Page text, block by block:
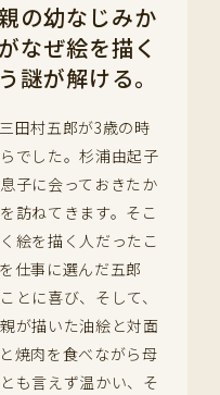
の幼なじみか
なぜ絵を描く
謎が解ける。
田村五郎が3歳の時
でした。杉浦由起子
子に会っておきたか
訪ねてきます。そこ
絵を描く人だったこ
仕事に選んだ五郎
とに喜び、そして、
が描いた油絵と対面
焼肉を食べながら母
も言えず温かい、そ